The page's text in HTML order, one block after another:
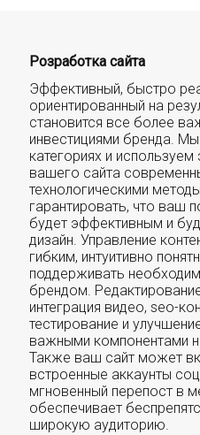
Розработка сайта
Эффективный, быстро
ориентированный на
становится все более
инвестициями бренда.
категориях и используем
вашего сайта
технологическими
гарантировать, что ваш
будет эффективным и
дизайн. Управление
гибким, интуитивно
поддерживать
брендом.
интеграция видео, seo-
тестирование и
важными компонентами
Также ваш сайт может
встроенные аккаунты
мгновенный перепост в
обеспечивает
широкую аудиторию.